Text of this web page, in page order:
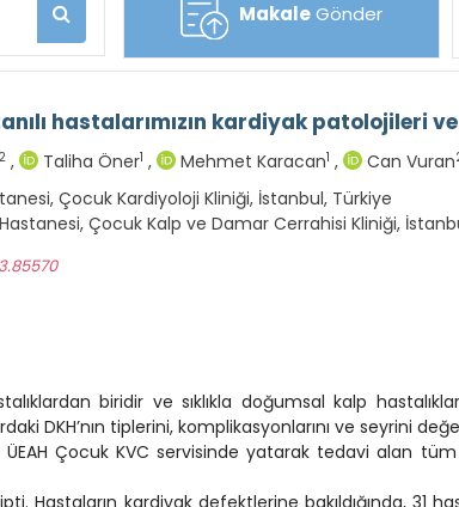
MakaleGönder
hastalarımızın kardiyak patolojileri
2 , Taliha Öner1 , Mehmet Karacan1 , Can Vuran
Çocuk Kardiyoloji Kliniği, İstanbul, Türkiye
Çocuk Kalp ve Damar Cerrahisi Kliniği,
biridir ve sıklıkla doğumsal kalp
DKH’nın tiplerini, komplikasyonlarını ve seyrini
Çocuk KVC servisinde yatarak tedavi alan